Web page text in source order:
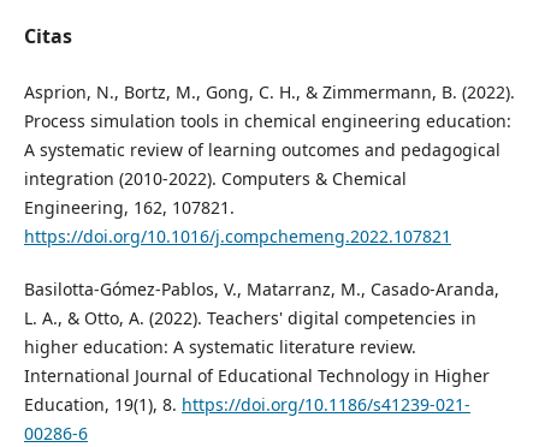
Citas
Asprion, N., Bortz, M., Gong, C. H., & Zimmermann, B. (2022).
Process simulation tools in chemical engineering education:
A systematic review of learning outcomes and pedagogical
integration (2010-2022). Computers & Chemical
Engineering, 162, 107821.
https://doi.org/10.1016/j.compchemeng.2022.107821
Basilotta-Gómez-Pablos, V., Matarranz, M., Casado-Aranda,
L. A., & Otto, A. (2022). Teachers' digital competencies in
higher education: A systematic literature review.
International Journal of Educational Technology in Higher
Education, 19(1), 8. https://doi.org/10.1186/s41239-021-
00286-6